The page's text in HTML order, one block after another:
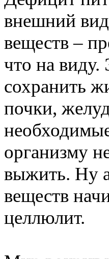
внешний
веществ –
что на виду.
сохранить
почки,
организму
выжить. Ну
веществ
целлюлит.